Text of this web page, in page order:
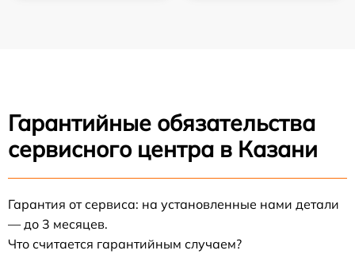
Гарантийные обязательства
сервисного центра в Казани
Гарантия от сервиса: на установленные нами детали
— до 3 месяцев.
Что считается гарантийным случаем?